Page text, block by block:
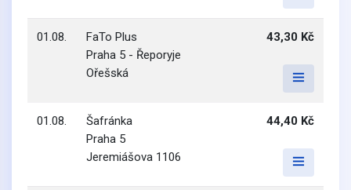
01.08.
FaTo Plus
Praha 5 - Řeporyje
Ořešská
43,30 Kč
01.08.
Šafránka
Praha 5
Jeremiášova 1106
44,40 Kč